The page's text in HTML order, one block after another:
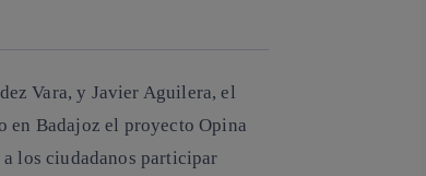
Vara, y Javier Aguilera, el
en Badajoz el proyectoOpina
los ciudadanos participar